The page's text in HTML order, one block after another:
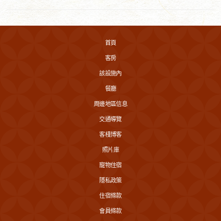
首頁
客房
該設施內
餐廳
周邊地區信息
交通導覽
客棧博客
照片庫
寵物住宿
隱私政策
住宿條款
會員條款